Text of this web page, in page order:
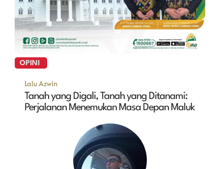
OPINI
Lalu Azwin
Tanah yang Digali, Tanah yang Ditanami:
Perjalanan Menemukan Masa Depan Maluk